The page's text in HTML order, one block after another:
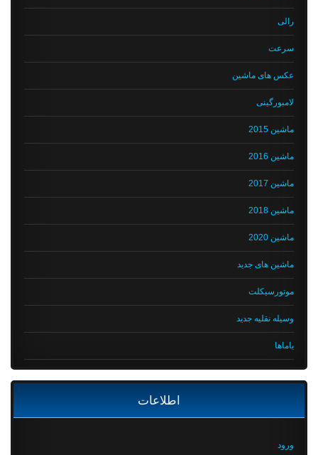
رالی
سرعت
عکس های ماشین
لامبورگینی
ماشین 2015
ماشین 2016
ماشین 2017
ماشین 2018
ماشین 2020
ماشین های جدید
موتورسیکلت
وسیله نقلیه جدید
یاماها
اطلاعات
ورود